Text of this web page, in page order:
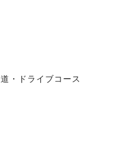
道・ドライブコース